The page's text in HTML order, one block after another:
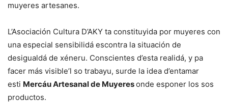
muyeres artesanes.
L’Asociación Cultura D’AKY ta constituyida por muyeres con
una especial sensibilidá escontra la situación de
desigualdá de xéneru. Conscientes d’esta realidá, y pa
facer más visible’l so trabayu, surde la idea d’entamar
esti Mercáu Artesanal de Muyeresonde esponer los sos
productos.